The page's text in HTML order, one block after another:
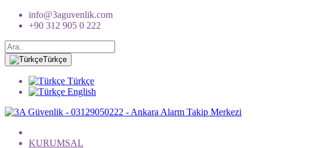
info@3aguvenlik.com
+90 312 905 0 222
Türkçe
Türkçe
English
KURUMSAL